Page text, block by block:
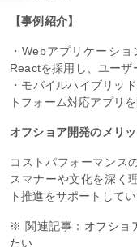
【事例紹介】
・Webアプリケーシ
Reactを採用し、ユーザ
・モバイルハイブリッ
トフォーム対応アプリ
オフショア開発のメリ
コストパフォーマンス
スマナーや文化を深く
ト推進をサポートしてい
※ 関連記事： オフショ
たい